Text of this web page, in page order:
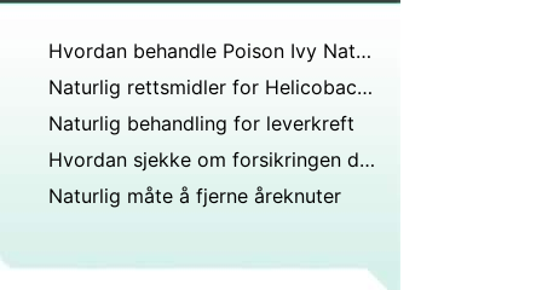
Hvordan behandle Poison Ivy Naturligvis
Naturlig rettsmidler for Helicobacter pylori
Naturlig behandling for leverkreft
Hvordan sjekke om forsikringen dekker Alternativ Medisin
Naturlig måte å fjerne åreknuter